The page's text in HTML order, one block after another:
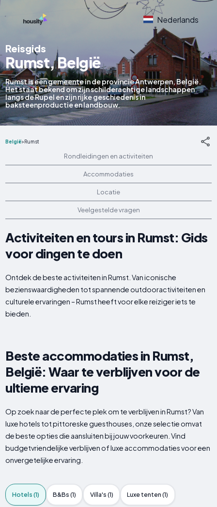
Nederlands
Reisgids
Rumst, België
Rumst is een gemeente in de provincie Antwerpen, België.
Het staat bekend om zijn schilderachtige landschappen
langs de Rupel en zijn rijke geschiedenis in
baksteenproductie en landbouw.
België>Rumst
Rondleidingen en activiteiten
Accommodaties
Locatie
Veelgestelde vragen
Activiteiten en tours in Rumst: Gids
voor dingen te doen
Ontdek de beste activiteiten in Rumst. Van iconische
bezienswaardigheden tot spannende outdooractiviteiten en
culturele ervaringen – Rumst heeft voor elke reiziger iets te
bieden.
Beste accommodaties in Rumst,
België: Waar te verblijven voor de
ultieme ervaring
Op zoek naar de perfecte plek om te verblijven in Rumst? Van
luxe hotels tot pittoreske guesthouses, onze selectie omvat
de beste opties die aansluiten bij jouw voorkeuren. Vind
budgetvriendelijke verblijven of luxe accommodaties voor een
onvergetelijke ervaring.
Hotels (1) B&Bs (1) Villa's (1) Luxe tenten (1)